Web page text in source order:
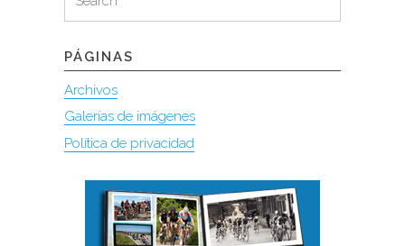
for:
PÁGINAS
Archivos
Galerías de imágenes
Política de privacidad